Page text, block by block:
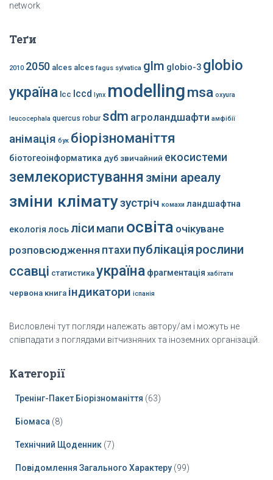
network
Теґи
2010 2050 alces alces fagus sylvatica glm globio-3 globio
україна lcc lccd lynx modellingmsa oxyura
leucocephala quercus robur sdm агроландшафти амфібії
анімація бук біорізноманіття
біотогеоінформатика дуб звичайний екосистеми
землекористування зміни ареалу
зміни кліматузустріч комахи ландшафтна
екологія лось ліси мапи освіта очікуване
розповсюдження птахи публікація рослини
ссавці статистика україна фрагментація хабітати
червона книга індикатори іспанія
Висловлені тут погляди належать автору/ам і можуть не
співпадати з поглядами вітчизняних та іноземних організацій.
Категорії
Тренінг-Пакет Біорізноманіття (63)
Біомаса (8)
Технічний Щоденник (7)
Повідомлення Загального Характеру (99)